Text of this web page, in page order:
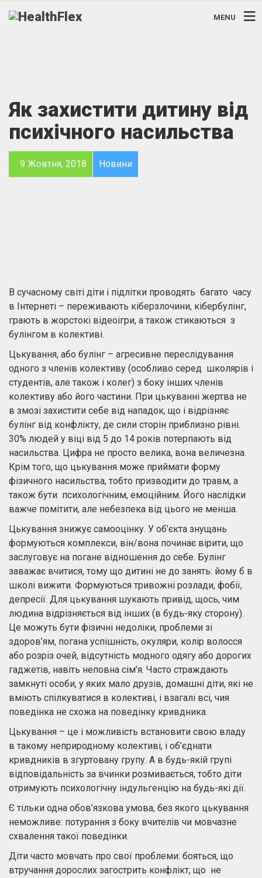
MENU
Як захистити дитину від
психічного насильства
9 Жовтня, 2018 Новини
В сучасному світі діти і підлітки проводять багато часу
в Інтернеті – переживають кіберзлочини, кібербулінг,
грають в жорстокі відеоігри, а також стикаються з
булінгом в колективі.
Цькування, або булінг – агресивне переслідування
одного з членів колективу (особливо серед школярів і
студентів, але також і колег) з боку інших членів
колективу або його частини. При цькуванні жертва не
в змозі захистити себе від нападок, що і відрізняє
булінг від конфлікту, де сили сторін приблизно рівні.
30% людей у ​​віці від 5 до 14 років потерпають від
насильства. Цифра не просто велика, вона величезна.
Крім того, що цькування може приймати форму
фізичного насильства, тобто призводити до травм, а
також бути психологічним, емоційним. Його наслідки
важче помітити, але небезпека від цього не менша.
Цькування знижує самооцінку. У об’єкта знущань
формуються комплекси, він/вона починає вірити, що
заслуговує на погане відношення до себе. Булінг
заважає вчитися, тому що дитині не до занять: йому б в
школі вижити. Формуються тривожні розлади, фобії,
депресії. Для цькування шукають привід, щось, чим
людина відрізняється від інших (в будь-яку сторону).
Це можуть бути фізичні недоліки, проблеми зі
здоров’ям, погана успішність, окуляри, колір волосся
або розріз очей, відсутність модного одягу або дорогих
гаджетів, навіть неповна сім’я. Часто страждають
замкнуті особи, у яких мало друзів, домашні діти, які не
вміють спілкуватися в колективі, і взагалі всі, чия
поведінка не схожа на поведінку кривдника.
Цькування – це і можливість встановити свою владу
в такому неприродному колективі, і об’єднати
кривдників в згуртовану групу. А в будь-якій групі
відповідальність за вчинки розмивається, тобто діти
отримують психологічну індульгенцію на будь-які дії.
Є тільки одна обов’язкова умова, без якого цькування
неможливе: потурання з боку вчителів чи мовчазне
схвалення такої поведінки.
Діти часто мовчать про свої проблеми: бояться, що
втручання дорослих загострить конфлікт, що не